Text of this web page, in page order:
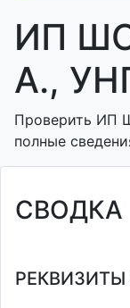
ИП
А.,
Проверить ИП
полные
СВОДКА